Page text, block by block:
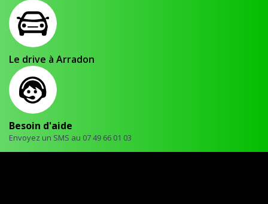
Le drive à Arradon
Besoin d'aide
Envoyez un SMS au 07 49 66 01 03